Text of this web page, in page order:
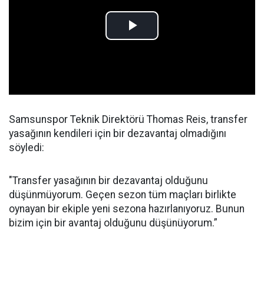
Samsunspor Teknik Direktörü Thomas Reis, transfer
yasağının kendileri için bir dezavantaj olmadığını
söyledi:
"Transfer yasağının bir dezavantaj olduğunu
düşünmüyorum. Geçen sezon tüm maçları birlikte
oynayan bir ekiple yeni sezona hazırlanıyoruz. Bunun
bizim için bir avantaj olduğunu düşünüyorum.”